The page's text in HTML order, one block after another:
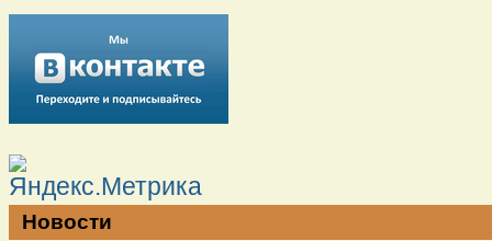
Новости